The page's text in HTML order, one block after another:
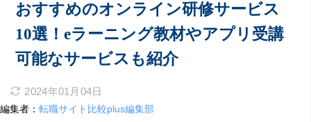
おすすめのオンライン研修サービス
10選！eラーニング教材やアプリ受講
可能なサービスも紹介
2024年01月04日
編集者： 転職サイト比較plus編集部